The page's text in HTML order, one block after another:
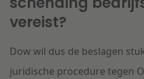
vereist?
Dow wil dus de beslagen
juridische procedure tegen